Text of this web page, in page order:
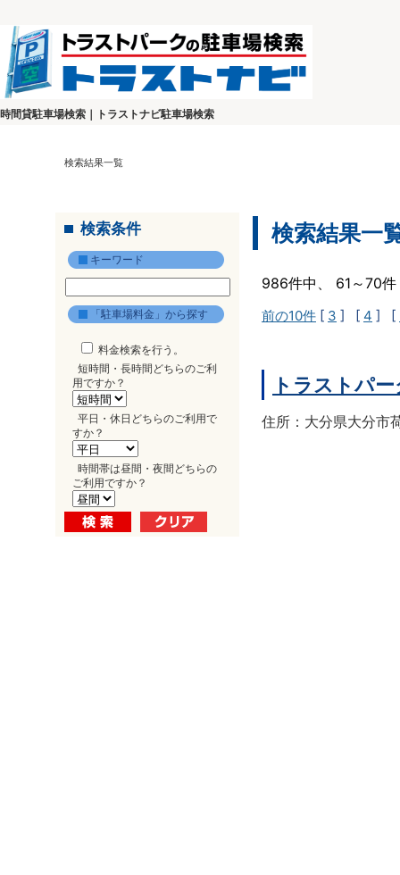
時間貸駐車場検索｜トラストナビ駐車場検索
検索結果一覧
検索条件
キーワード
「駐車場料金」から探す
料金検索を行う。
短時間・長時間どちらのご利
用ですか？
平日・休日どちらのご利用で
すか？
時間帯は昼間・夜間どちらの
ご利用ですか？
検索結果一
986件中、 61～70
前の10件 [ 3 ] [ 4 ] [
トラストパ
住所：大分県大分市